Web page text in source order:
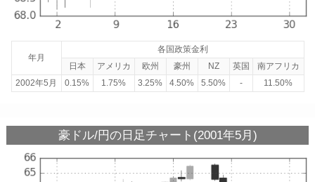
年月
各国政策金利
日本
アメリカ 欧州 豪州 NZ 英国
南アフリカ
2002年5月
0.15% 1.75% 3.25% 4.50% 5.50% - 11.50%
豪ドル/円の日足チャート(2001年5月)